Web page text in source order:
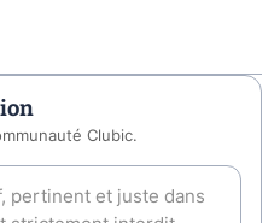
Clubic.